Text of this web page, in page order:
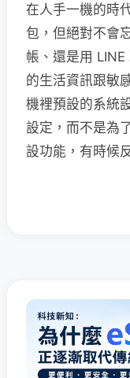
在人手一機的時
包，但絕對不會
帳、還是用
的生活資訊跟敏
機裡預設的系統
設定，而不是為
設功能，有時候